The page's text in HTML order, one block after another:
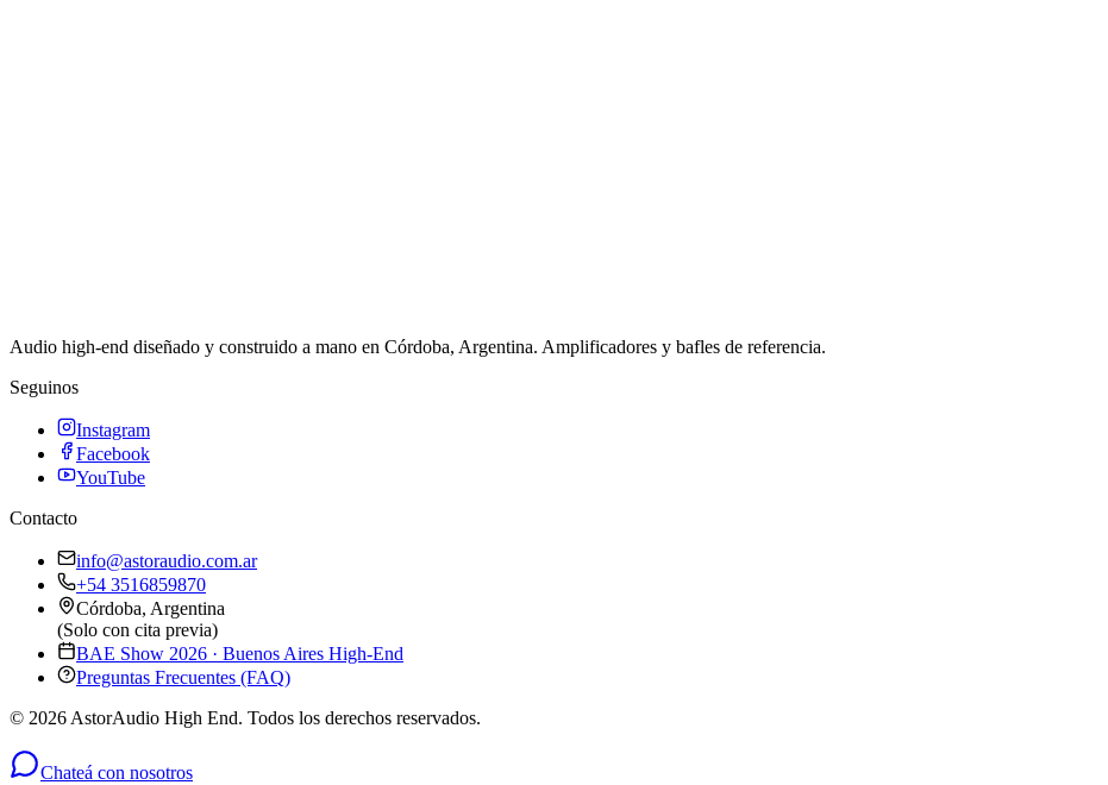
Audio high-end diseñado y construido a mano en Córdoba, Argentina. Amplificadores y bafles de referencia.
Seguinos
Instagram
Facebook
YouTube
Contacto
info@astoraudio.com.ar
+54 3516859870
Córdoba, Argentina
(Solo con cita previa)
BAE Show 2026 · Buenos Aires High-End
Preguntas Frecuentes (FAQ)
© 2026 AstorAudio High End. Todos los derechos reservados.
Chateá con nosotros